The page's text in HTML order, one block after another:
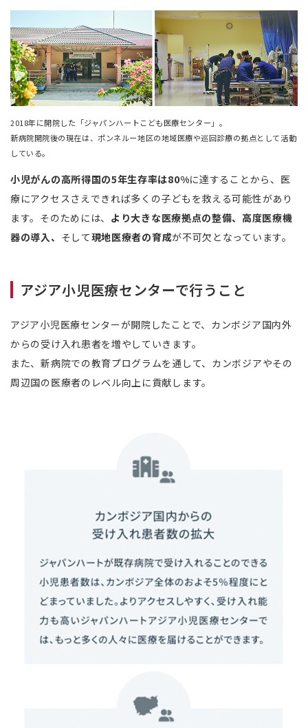
2018年に開院した「ジャパンハートこども医療センター」。
新病院開院後の現在は、ポンネルー地区の地域医療や巡回診療の拠点として活動
している。
小児がんの高所得国の5年生存率は80%に達することから、医
療にアクセスさえできれば多くの子どもを救える可能性があり
ます。そのためには、 より大きな医療拠点の整備、高度医療機
器の導入、 そして現地医療者の育成が不可欠となっています。
アジア小児医療センターで行うこと
アジア小児医療センターが開院したことで、カンボジア国内外
からの受け入れ患者を増やしていきます。
また、新病院での教育プログラムを通して、カンボジアやその
周辺国の医療者のレベル向上に貢献します。